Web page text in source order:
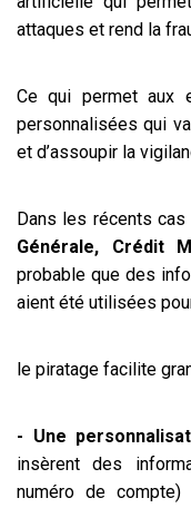
attaques et rend la
Ce qui permet aux
personnalisées qui
et d’assoupir la
Dans les récents
Générale, Crédit
probable que des
aient été utilisées
le piratage facilite
- Une
insèrent des
numéro de